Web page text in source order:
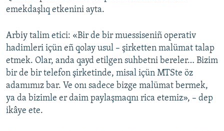
emekdaşlıq etkenini ayta.
Arbiy talim etici: «Bir de bir muessiseniñ operativ
hadimleri içün eñ qolay usul – şirketten malümat talap
etmek. Olar, anda qayd etilgen suhbetni bereler… Bizim
bir de bir telefon şirketinde, misal içün MTSte öz
adamımız bar. Ve onı sadece bizge malümat bermek,
ya da bizimle er daim paylaşmaqnı rica etemiz», – dep
ikâye ete.